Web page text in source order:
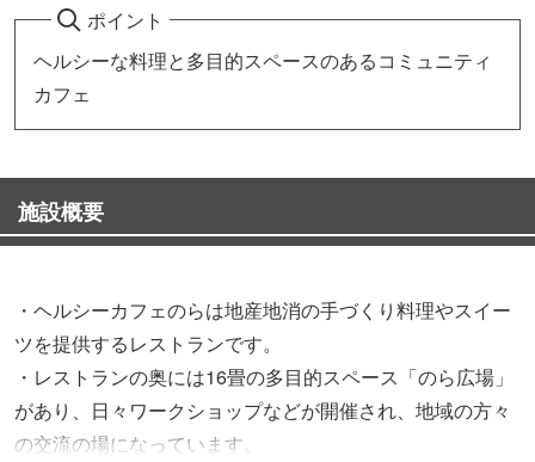
ポイント
ヘルシーな料理と多目的スペースのあるコミュニティ
カフェ
施設概要
・ヘルシーカフェのらは地産地消の手づくり料理やスイー
ツを提供するレストランです。
・レストランの奥には16畳の多目的スペース「のら広場」
があり、日々ワークショップなどが開催され、地域の方々
の交流の場になっています。